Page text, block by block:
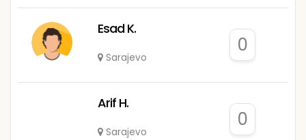
Esad K.
Sarajevo
0
Arif H.
Sarajevo
0